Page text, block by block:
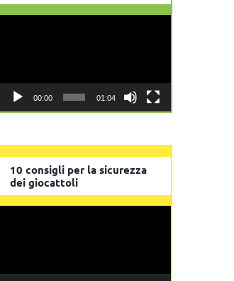
00:00 01:04
10 consigli per la sicurezza
dei giocattoli